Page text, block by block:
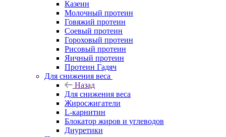
Казеин
Молочный протеин
Говяжий протеин
Соевый протеин
Гороховый протеин
Рисовый протеин
Яичный протеин
Протеин Гадяч
Для снижения веса
Назад
Для снижения веса
Жиросжигатели
L-карнитин
Блокатор жиров и углеводов
Диуретики